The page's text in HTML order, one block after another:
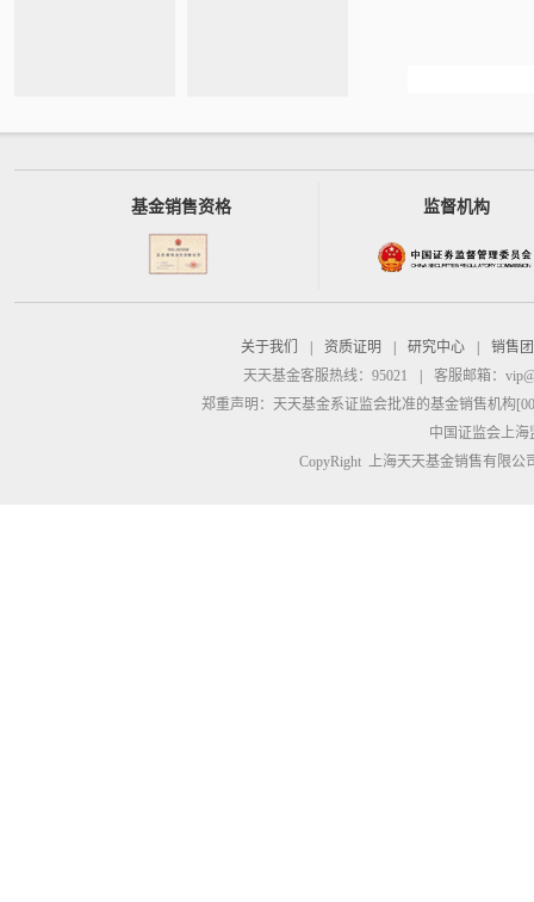
基金销售资格 监督机构
关于我们 资质证明 研究中心
销售
天天基金客服热线：95021
客服邮箱：
郑重声明： 天天基金系证监会批准的基金销售机构
中国证监会上
CopyRight 上海天天基金销售有限